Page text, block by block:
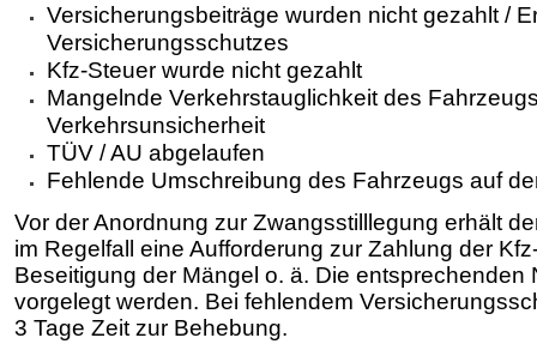
Versicherungsbeiträge wurden nicht gezahlt /
Versicherungsschutzes
Kfz-Steuer wurde nicht gezahlt
Mangelnde Verkehrstauglichkeit des
Verkehrsunsicherheit
TÜV / AU abgelaufen
Fehlende Umschreibung des Fahrzeugs auf
Vor der Anordnung zur Zwangsstilllegung erhält
im Regelfall eine Aufforderung zur Zahlung der
Beseitigung der Mängel o. ä. Die entsprechenden
vorgelegt werden. Bei fehlendem
3 Tage Zeit zur Behebung.